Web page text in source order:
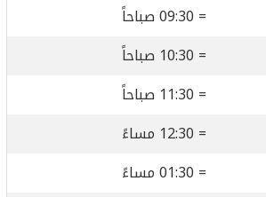
= 09:30 صباحاً
= 10:30 صباحاً
= 11:30 صباحاً
= 12:30 مساءً
= 01:30 مساءً